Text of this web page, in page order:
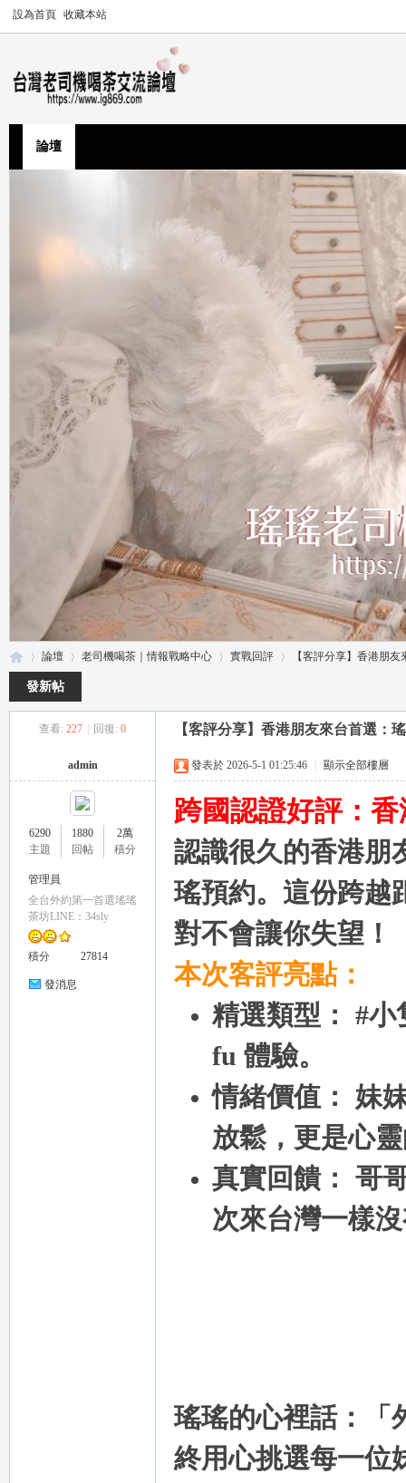
設為首頁 收藏本站
論壇
論壇
›
老司機喝茶｜情報戰略中心
›
實戰回評
›
【客評分享】香港朋
發新帖
查看: 227 回復: 0 【客評分享】香港朋友來台首選：
admin
6290
主題
1880
回帖
2萬
積分
管理員
全台外約第一首選瑤瑤
茶坊LINE：34sly
積分 27814
發消息
發表於 2026-5-1 01:25:46 顯示全部樓層
跨國認證好評：
認識很久的香港朋
瑤預約。這份跨越
對不會讓你失望！
本次客評亮點：
精選類型： #小
fu 體驗。
情緒價值： 妹
放鬆，更是心
真實回饋： 哥
次來台灣一樣
瑤瑤的心裡話：「
終用心挑選每一位